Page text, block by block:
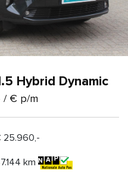
Hybrid Dynamic
/ € p/m
25.960,-
km